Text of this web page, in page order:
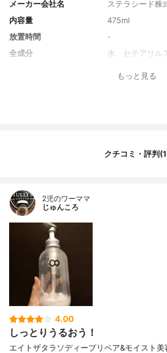
メーカー会社名
ステラシード株
内容量
475ml
放置時間
-
全成分
水、セテアリル
ン、パルミチン
ス培養エキス
ム-33、ヒドロ
もっと見る
クチコミ・評判
2児のワーママ
じゅんころ
4.00
しっとりうるおう！
エイトザタラソディープリペア&モイスト美